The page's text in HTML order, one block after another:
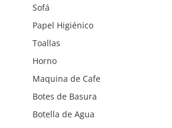
Sofá
Papel Higiénico
Toallas
Horno
Maquina de Cafe
Botes de Basura
Botella de Agua